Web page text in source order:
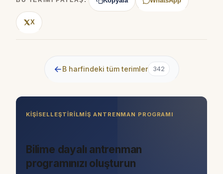
X
←B harfindeki tüm terimler 342
KIŞISELLEŞTIRILMIŞ ANTRENMAN PROGRAMI
Bilime dayalı antrenman
programınızı oluşturun